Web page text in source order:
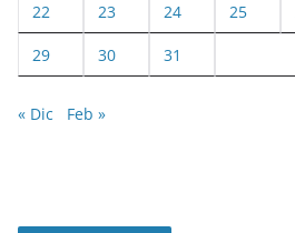
22 23 24 25
29 30 31
« Dic Feb »